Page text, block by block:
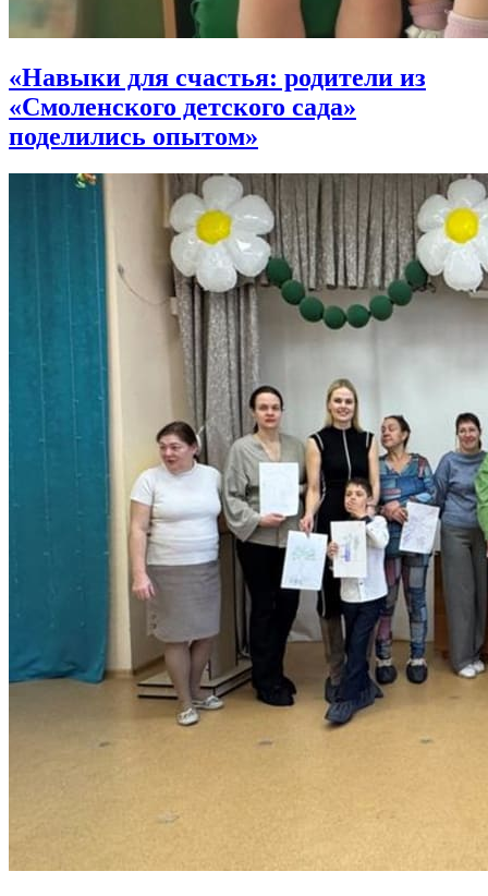
«Навыки для счастья: родители из
«Смоленского детского сада»
поделились опытом»